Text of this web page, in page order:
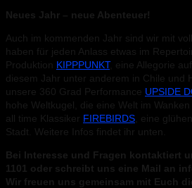
Neues Jahr – neue Abenteuer!
Auch im kommenden Jahr sind wir mit
haben für jeden Anlass etwas im
Produktion KIPPPUNKT, eine Allegorie
diesem Jahr unter anderem in Chile und
unsere 360 Grad Performance UPSIDE
hohe Weltkugel, die eine Welt im
all time Klassiker FIREBIRDS , eine
Stadt. Weitere Infos findet ihr unten.
Bei Interesse und Fragen kontaktiert
1101 oder schreibt uns eine Mail an
Wir freuen uns gemeinsam mit Euch